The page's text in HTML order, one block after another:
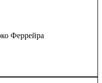
Феррейра